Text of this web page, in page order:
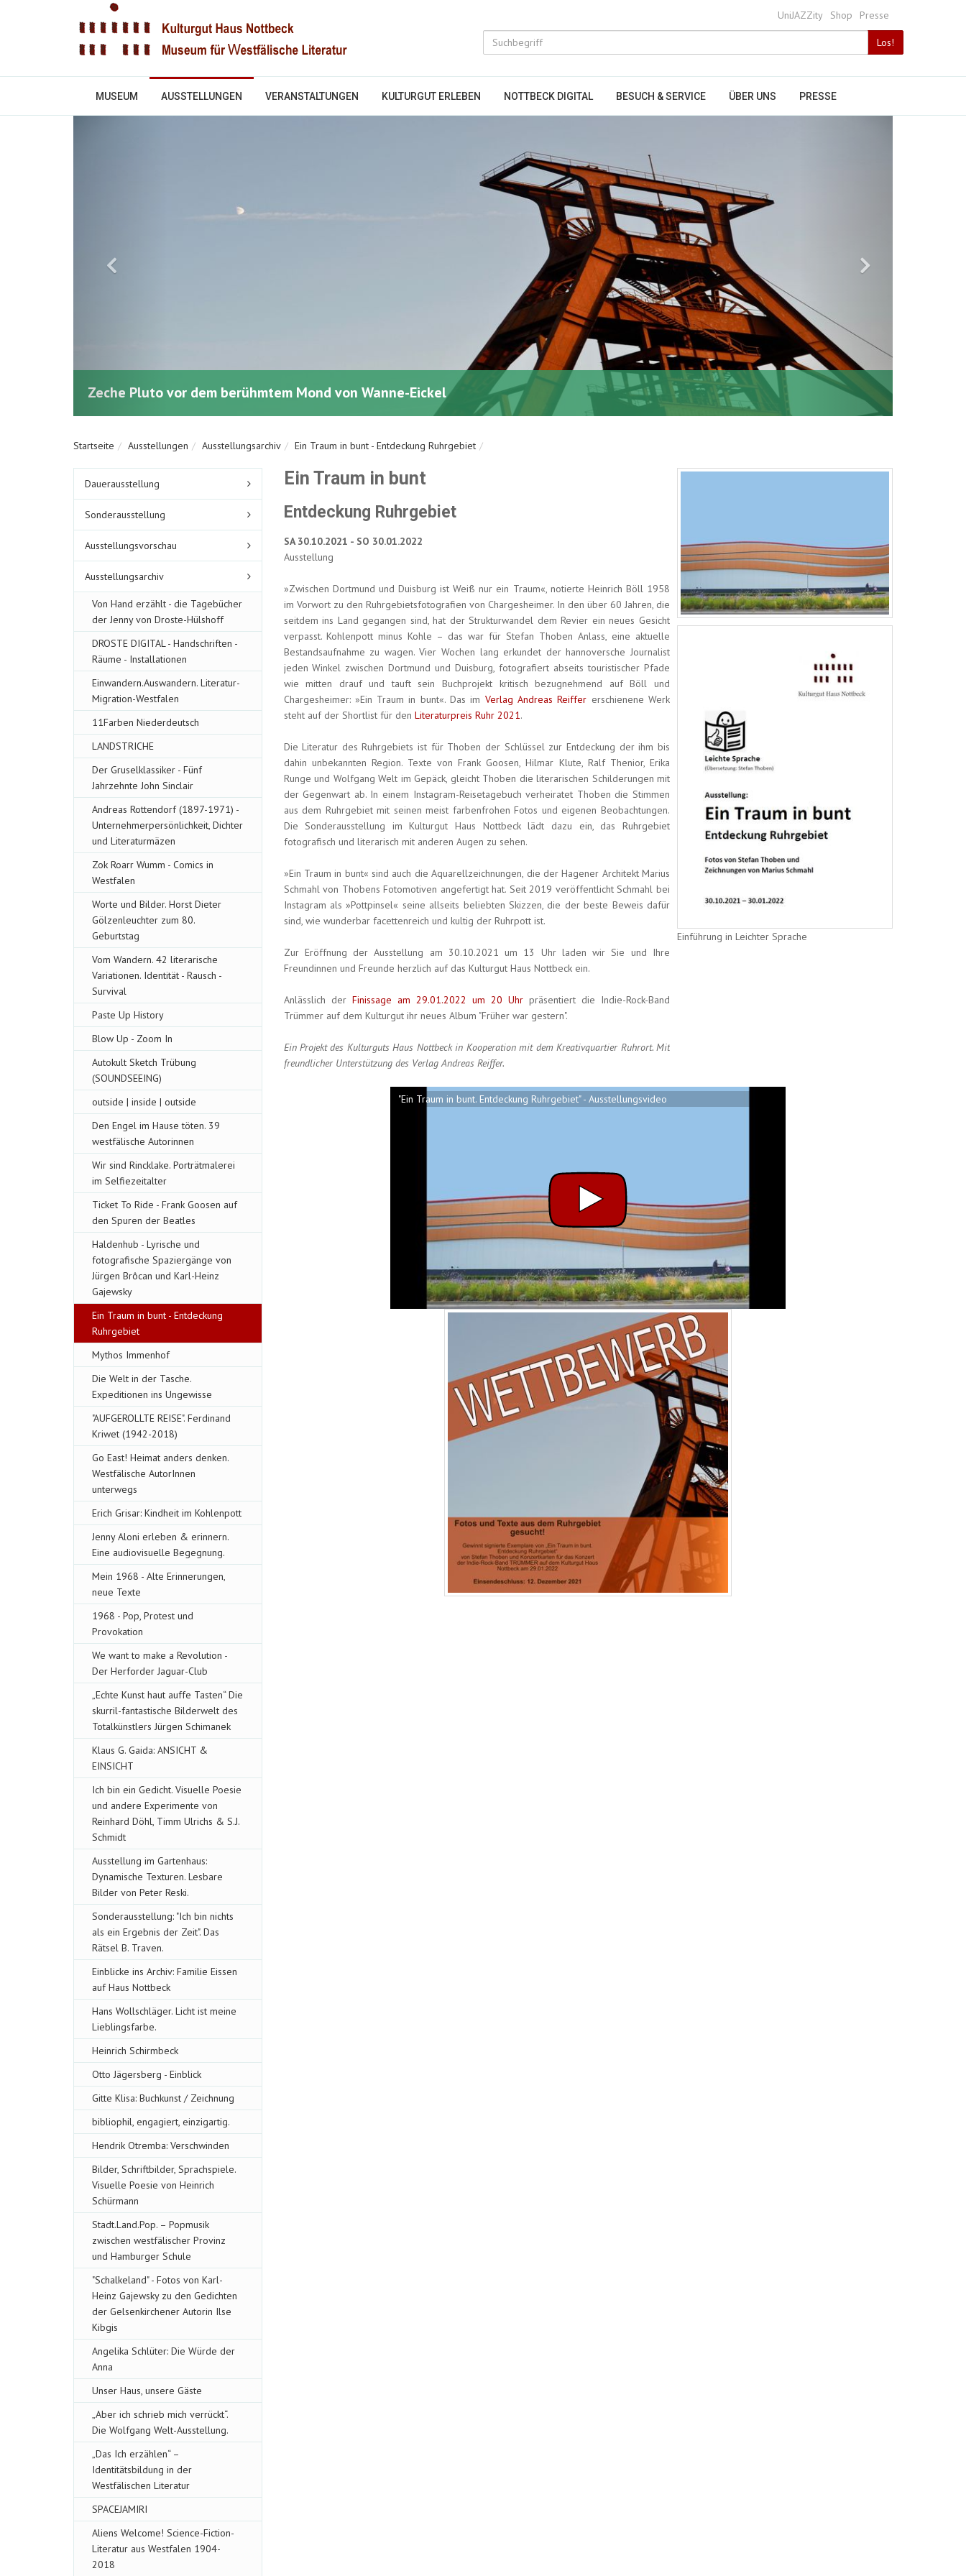
UniJAZZity Shop
Presse
Suchbegriff
Los!
MUSEUM AUSSTELLUNGEN VERANSTALTUNGEN KULTURGUT ERLEBEN NOTTBECK DIGITAL BESUCH & SERVICE ÜBER UNS PRESSE
Trinkhalle in Essen-Bergeborbeck
Startseite Ausstellungen Ausstellungsarchiv Ein Traum in bunt - Entdeckung Ruhrgebiet
Bereich
Dauerausstellung
Sonderausstellung
Ausstellungsvorschau
Ausstellungsarchiv
Von Hand erzählt - die Tagebücher
der Jenny von Droste-Hülshoff
DROSTE DIGITAL - Handschriften -
Räume - Installationen
Einwandern.Auswandern. Literatur-
Migration-Westfalen
11Farben Niederdeutsch
LANDSTRICHE
Der Gruselklassiker - Fünf
Jahrzehnte John Sinclair
Andreas Rottendorf (1897-1971) -
Unternehmerpersönlichkeit, Dichter
und Literaturmäzen
Zok Roarr Wumm - Comics in
Westfalen
Worte und Bilder. Horst Dieter
Gölzenleuchter zum 80.
Geburtstag
Vom Wandern. 42 literarische
Variationen. Identität - Rausch -
Survival
Paste Up History
Blow Up - Zoom In
Autokult Sketch Trübung
(SOUNDSEEING)
outside | inside | outside
Den Engel im Hause töten. 39
westfälische Autorinnen
Wir sind Rincklake. Porträtmalerei
im Selfiezeitalter
Ticket To Ride - Frank Goosen auf
den Spuren der Beatles
Haldenhub - Lyrische und
fotografische Spaziergänge von
Jürgen Brôcan und Karl-Heinz
Gajewsky
Ein Traum in bunt - Entdeckung
Ruhrgebiet
Mythos Immenhof
Die Welt in der Tasche.
Expeditionen ins Ungewisse
"AUFGEROLLTE REISE". Ferdinand
Kriwet (1942-2018)
Go East! Heimat anders denken.
Westfälische AutorInnen
unterwegs
Erich Grisar: Kindheit im Kohlenpott
Jenny Aloni erleben & erinnern.
Eine audiovisuelle Begegnung.
Mein 1968 - Alte Erinnerungen,
neue Texte
1968 - Pop, Protest und
Provokation
We want to make a Revolution -
Der Herforder Jaguar-Club
„Echte Kunst haut auffe Tasten“ Die
skurril-fantastische Bilderwelt des
Totalkünstlers Jürgen Schimanek
Klaus G. Gaida: ANSICHT &
EINSICHT
Ich bin ein Gedicht. Visuelle Poesie
und andere Experimente von
Reinhard Döhl, Timm Ulrichs & S.J.
Schmidt
Ausstellung im Gartenhaus:
Dynamische Texturen. Lesbare
Bilder von Peter Reski.
Sonderausstellung: "Ich bin nichts
als ein Ergebnis der Zeit". Das
Rätsel B. Traven.
Einblicke ins Archiv: Familie Eissen
auf Haus Nottbeck
Hans Wollschläger. Licht ist meine
Lieblingsfarbe.
Heinrich Schirmbeck
Otto Jägersberg - Einblick
Gitte Klisa: Buchkunst / Zeichnung
bibliophil, engagiert, einzigartig.
Hendrik Otremba: Verschwinden
Bilder, Schriftbilder, Sprachspiele.
Visuelle Poesie von Heinrich
Schürmann
Stadt.Land.Pop. – Popmusik
zwischen westfälischer Provinz
und Hamburger Schule
"Schalkeland" - Fotos von Karl-
Heinz Gajewsky zu den Gedichten
der Gelsenkirchener Autorin Ilse
Kibgis
Angelika Schlüter: Die Würde der
Anna
Unser Haus, unsere Gäste
„Aber ich schrieb mich verrückt“.
Die Wolfgang Welt-Ausstellung.
„Das Ich erzählen“ –
Identitätsbildung in der
Westfälischen Literatur
SPACEJAMIRI
Aliens Welcome! Science-Fiction-
Literatur aus Westfalen 1904-
2018
Einführung in Leichter Sprache
Ein Traum in bunt
Entdeckung Ruhrgebiet
SA 30.10.2021 - SO 30.01.2022
Ausstellung
»Zwischen Dortmund und Duisburg ist Weiß nur ein Traum«, notierte Heinrich Böll 1958
im Vorwort zu den Ruhrgebietsfotografien von Chargesheimer. In den über 60 Jahren, die
seitdem ins Land gegangen sind, hat der Strukturwandel dem Revier ein neues Gesicht
verpasst. Kohlenpott minus Kohle – das war für Stefan Thoben Anlass, eine aktuelle
Bestandsaufnahme zu wagen. Vier Wochen lang erkundet der hannoversche Journalist
jeden Winkel zwischen Dortmund und Duisburg, fotografiert abseits touristischer Pfade
wie mitten drauf und tauft sein Buchprojekt kritisch bezugnehmend auf Böll und
Chargesheimer: »Ein Traum in bunt«. Das im Verlag Andreas Reiffer erschienene Werk
steht auf der Shortlist für den Literaturpreis Ruhr 2021 .
Die Literatur des Ruhrgebiets ist für Thoben der Schlüssel zur Entdeckung der ihm bis
dahin unbekannten Region. Texte von Frank Goosen, Hilmar Klute, Ralf Thenior, Erika
Runge und Wolfgang Welt im Gepäck, gleicht Thoben die literarischen Schilderungen mit
der Gegenwart ab. In einem Instagram-Reisetagebuch verheiratet Thoben die Stimmen
aus dem Ruhrgebiet mit seinen meist farbenfrohen Fotos und eigenen Beobachtungen.
Die Sonderausstellung im Kulturgut Haus Nottbeck lädt dazu ein, das Ruhrgebiet
fotografisch und literarisch mit anderen Augen zu sehen.
»Ein Traum in bunt« sind auch die Aquarellzeichnungen, die der Hagener Architekt Marius
Schmahl von Thobens Fotomotiven angefertigt hat. Seit 2019 veröffentlicht Schmahl bei
Instagram als »Pottpinsel« seine allseits beliebten Skizzen, die der beste Beweis dafür
sind, wie wunderbar facettenreich und kultig der Ruhrpott ist.
Zur Eröffnung der Ausstellung am 30.10.2021 um 13 Uhr laden wir Sie und Ihre
Freundinnen und Freunde herzlich auf das Kulturgut Haus Nottbeck ein.
Anlässlich der Finissage am 29.01.2022 um 20 Uhrpräsentiert die Indie-Rock-Band
Trümmer auf dem Kulturgut ihr neues Album "Früher war gestern".
Ein Projekt des Kulturguts Haus Nottbeck in Kooperation mit dem Kreativquartier Ruhrort. Mit
freundlicher Unterstützung des Verlag Andreas Reiffer.
"Ein Traum in bunt. Entdeckung Ruhrgebiet" - Ausstellungsvideo